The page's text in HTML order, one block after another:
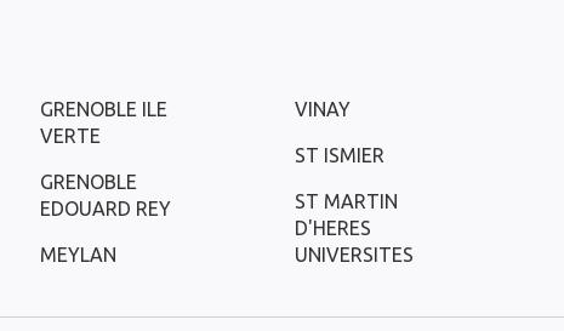
GRENOBLE ILE
VERTE
GRENOBLE
EDOUARD REY
MEYLAN
VINAY
ST ISMIER
ST MARTIN
D'HERES
UNIVERSITES